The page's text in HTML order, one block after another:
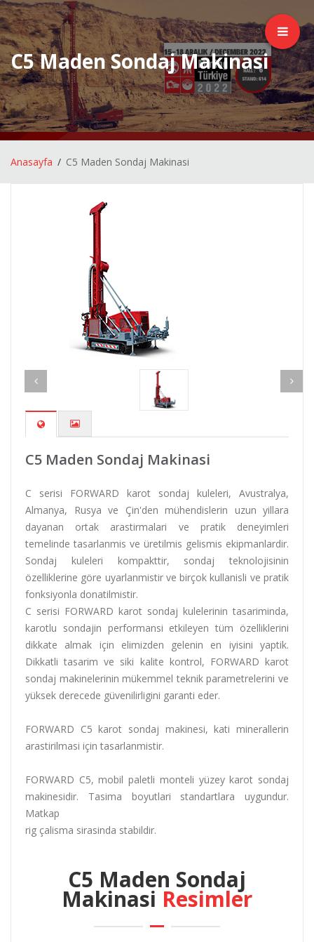
C5 Maden Sondaj Makinasi
Anasayfa C5 Maden Sondaj Makinasi
C5 Maden Sondaj Makinasi
C serisi FORWARD karot sondaj kuleleri, Avustralya,
Almanya, Rusya ve Çin'den mühendislerin uzun yillara
dayanan ortak arastirmalari ve pratik deneyimleri
temelinde tasarlanmis ve üretilmis gelismis ekipmanlardir.
Sondaj kuleleri kompakttir, sondaj teknolojisinin
özelliklerine göre uyarlanmistir ve birçok kullanisli ve pratik
fonksiyonla donatilmistir.
C serisi FORWARD karot sondaj kulelerinin tasariminda,
karotlu sondajin performansi etkileyen tüm özelliklerini
dikkate almak için elimizden gelenin en iyisini yaptik.
Dikkatli tasarim ve siki kalite kontrol, FORWARD karot
sondaj makinelerinin mükemmel teknik parametrelerini ve
yüksek derecede güvenilirligini garanti eder.
FORWARD C5 karot sondaj makinesi, kati minerallerin
arastirilmasi için tasarlanmistir.
FORWARD C5, mobil paletli monteli yüzey karot sondaj
makinesidir. Tasima boyutlari standartlara uygundur.
Matkap
rig çalisma sirasinda stabildir.
C5 Maden Sondaj
Makinasi Resimler